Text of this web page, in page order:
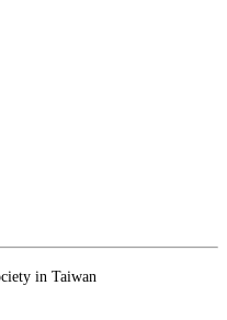
in Taiwan